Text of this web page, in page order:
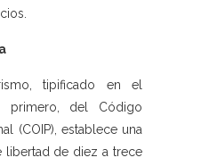
tipificado en el
primero, del Código
(COIP), establece una
libertad de diez a trece